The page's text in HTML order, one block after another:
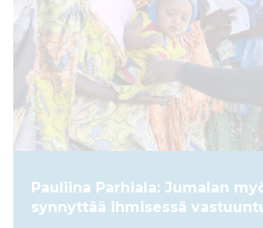
Pauliina Parhiala: Jumalan
synnyttää ihmisessä